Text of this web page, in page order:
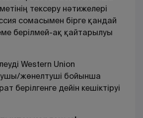
тексеру нәтижелері
сомасымен бірге қандай
берілмей-ақ қайтарылуы
Western Union
жөнелтуші бойынша
берілгенге дейін кешіктіруі